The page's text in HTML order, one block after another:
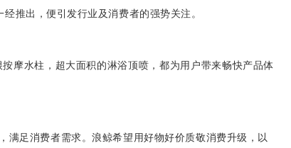
推出，便引发行业及消费者的强势关注。
摩水柱，超大面积的淋浴顶喷，都为用户带来畅快产品体
满足消费者需求。浪鲸希望用好物好价质敬消费升级，以